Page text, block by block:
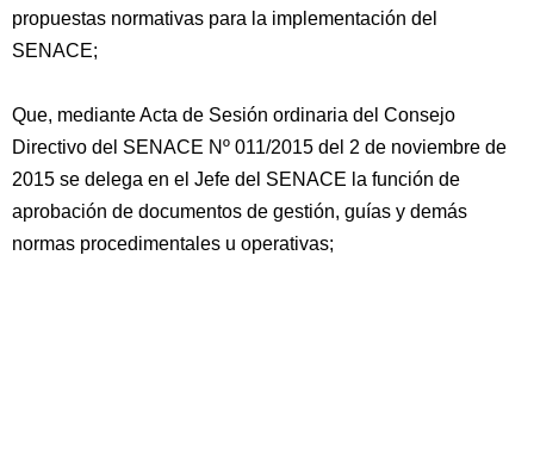
propuestas normativas para la implementación del
SENACE;
Que, mediante Acta de Sesión ordinaria del Consejo
Directivo del SENACE Nº 011/2015 del 2 de noviembre de
2015 se delega en el Jefe del SENACE la función de
aprobación de documentos de gestión, guías y demás
normas procedimentales u operativas;